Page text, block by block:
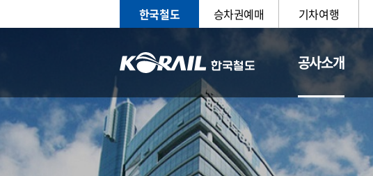
한국철도 승차권예매 기차여행
공사소개
CEO 일반현황